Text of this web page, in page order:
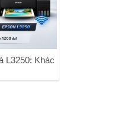
L3250: Khác